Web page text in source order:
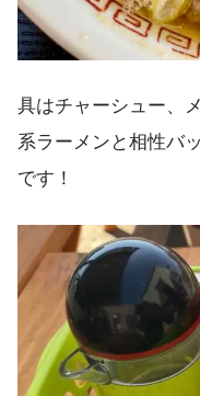
具はチャーシュー、
系ラーメンと相性バ
です！